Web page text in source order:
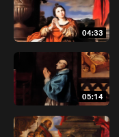
04:33
05:14